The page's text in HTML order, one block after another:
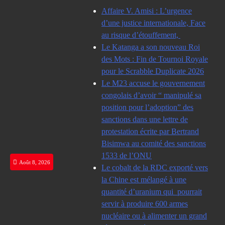
Août 8, 2026
Affaire V. Amisi : L’urgence
d’une justice internationale, Face
au risque d’étouffement,
Le Katanga a son nouveau Roi
des Mots : Fin de Tournoi Royale
pour le Scrabble Duplicate 2026
Le M23 accuse le gouvernement
congolais d’avoir “ manipulé sa
position pour l’adoption” des
sanctions dans une lettre de
protestation écrite par Bertrand
Bisimwa au comité des sanctions
1533 de l’ONU
Le cobalt de la RDC exporté vers
la Chine est mélangé à une
quantité d’uranium qui pourrait
servir à produire 600 armes
nucléaire ou à alimenter un grand